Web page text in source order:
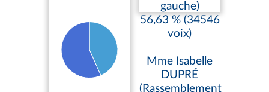
gauche)
56,63 % (34546
voix)
Mme Isabelle
DUPRÉ
(Rassemblement